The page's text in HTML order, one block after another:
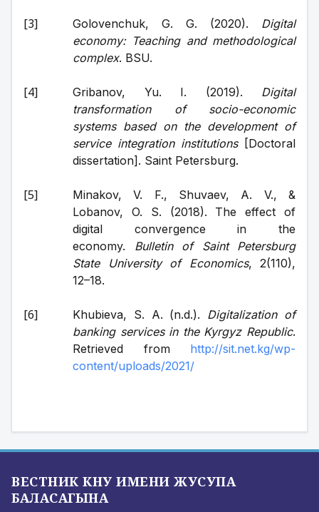
Golovenchuk, G. G. (2020). Digital
economy: Teaching and methodological
complex. BSU.
Gribanov, Yu. I. (2019). Digital
transformation of socio-economic
systems based on the development of
service integration institutions [Doctoral
dissertation]. Saint Petersburg.
Minakov, V. F., Shuvaev, A. V., &
Lobanov, O. S. (2018). The effect of
digital convergence in the
economy. Bulletin of Saint Petersburg
State University of Economics, 2(110),
12–18.
Khubieva, S. A. (n.d.). Digitalization of
banking services in the Kyrgyz Republic.
Retrieved from http://sit.net.kg/wp-
content/uploads/2021/
ВЕСТНИК КНУ ИМЕНИ ЖУСУПА
БАЛАСАГЫНА